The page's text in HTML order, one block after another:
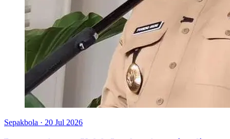
Sepakbola · 20 Jul 2026